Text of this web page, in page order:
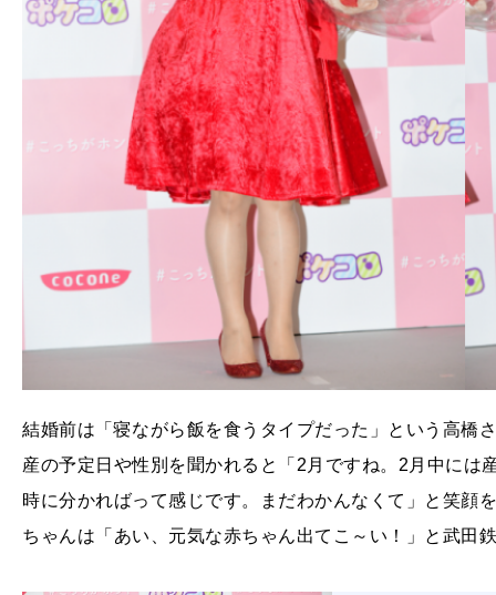
結婚前は「寝ながら飯を食うタイプだった」という高橋
産の予定日や性別を聞かれると「2月ですね。2月中には
時に分かればって感じです。まだわかんなくて」と笑顔
ちゃんは「あい、元気な赤ちゃん出てこ～い！」と武田